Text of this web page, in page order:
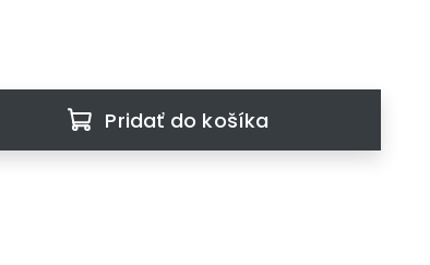
Pridať do košíka